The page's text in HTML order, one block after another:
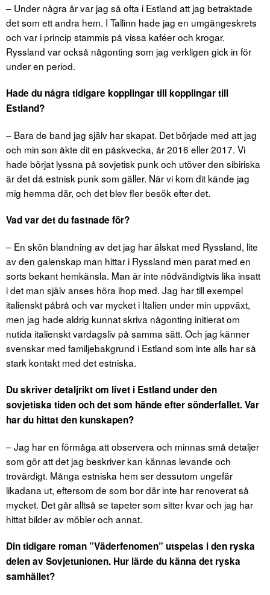
– Under några år var jag så ofta i Estland att jag betraktade
det som ett andra hem. I Tallinn hade jag en umgängeskrets
och var i princip stammis på vissa kaféer och krogar.
Ryssland var också någonting som jag verkligen gick in för
under en period.
Hade du några tidigare kopplingar till kopplingar till
Estland?
– Bara de band jag själv har skapat. Det började med att jag
och min son åkte dit en påskvecka, år 2016 eller 2017. Vi
hade börjat lyssna på sovjetisk punk och utöver den sibiriska
är det då estnisk punk som gäller. När vi kom dit kände jag
mig hemma där, och det blev fler besök efter det.
Vad var det du fastnade för?
– En skön blandning av det jag har älskat med Ryssland, lite
av den galenskap man hittar i Ryssland men parat med en
sorts bekant hemkänsla. Man är inte nödvändigtvis lika insatt
i det man själv anses höra ihop med. Jag har till exempel
italienskt påbrå och var mycket i Italien under min uppväxt,
men jag hade aldrig kunnat skriva någonting initierat om
nutida italienskt vardagsliv på samma sätt. Och jag känner
svenskar med familjebakgrund i Estland som inte alls har så
stark kontakt med det estniska.
Du skriver detaljrikt om livet i Estland under den
sovjetiska tiden och det som hände efter sönderfallet. Var
har du hittat den kunskapen?
– Jag har en förmåga att observera och minnas små detaljer
som gör att det jag beskriver kan kännas levande och
trovärdigt. Många estniska hem ser dessutom ungefär
likadana ut, eftersom de som bor där inte har renoverat så
mycket. Det går alltså se tapeter som sitter kvar och jag har
hittat bilder av möbler och annat.
Din tidigare roman ”Väderfenomen” utspelas i den ryska
delen av Sovjetunionen. Hur lärde du känna det ryska
samhället?